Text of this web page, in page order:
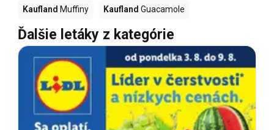
Kaufland Muffiny Kaufland Guacamole
Ďalšie letáky z kategórie